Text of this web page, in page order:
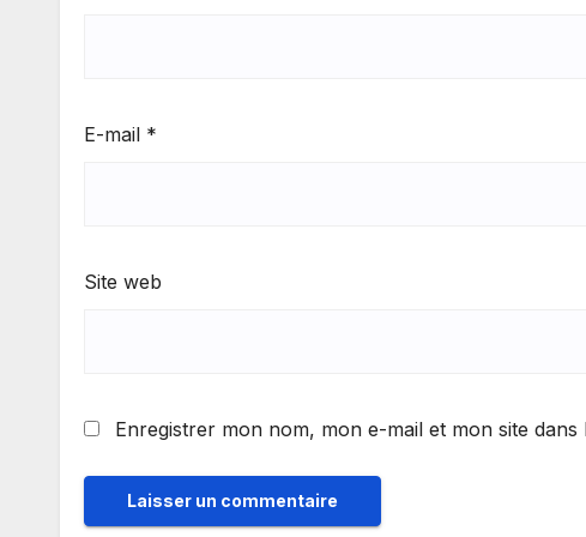
E-mail *
Site web
Enregistrer mon nom, mon e-mail et mon site